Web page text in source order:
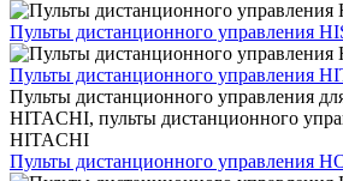
Пульты дистанционного управления
Пульты дистанционного управления
Пульты дистанционного управления
HITACHI, пульты дистанционного
HITACHI
Пульты дистанционного управления